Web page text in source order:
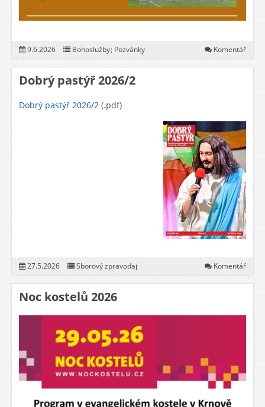
9.6.2026 Bohoslužby; Pozvánky Komentář
Dobrý pastýř 2026/2
Dobrý pastýř 2026/2 (.pdf)
27.5.2026 Sborový zpravodaj Komentář
Noc kostelů 2026